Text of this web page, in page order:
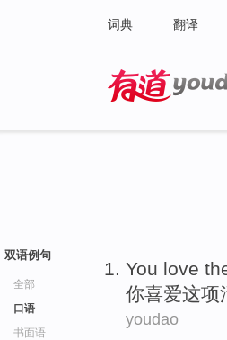
词典 翻译
双语例句
全部
口语
书面语
You love
你喜爱这项
youdao